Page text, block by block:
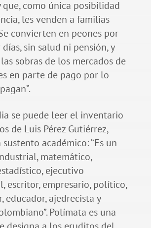
que, como única posibilidad
les venden a familias
convierten en peones por
sin salud ni pensión, y
sobras de los mercados de
en parte de pago por lo
se puede leer el inventario
de Luis Pérez Gutiérrez,
académico: “Es un
matemático,
ejecutivo
escritor, empresario, político,
educador, ajedrecista y
Polímata es una